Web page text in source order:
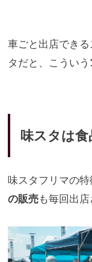
車ごと出店でき
タだと、 こういう
味スタは食
味スタフリマの特
の販売も毎回出